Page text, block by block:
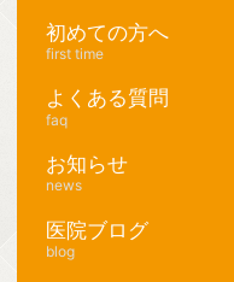
初めての方へ
first time
よくある質問
faq
お知らせ
news
医院ブログ
blog